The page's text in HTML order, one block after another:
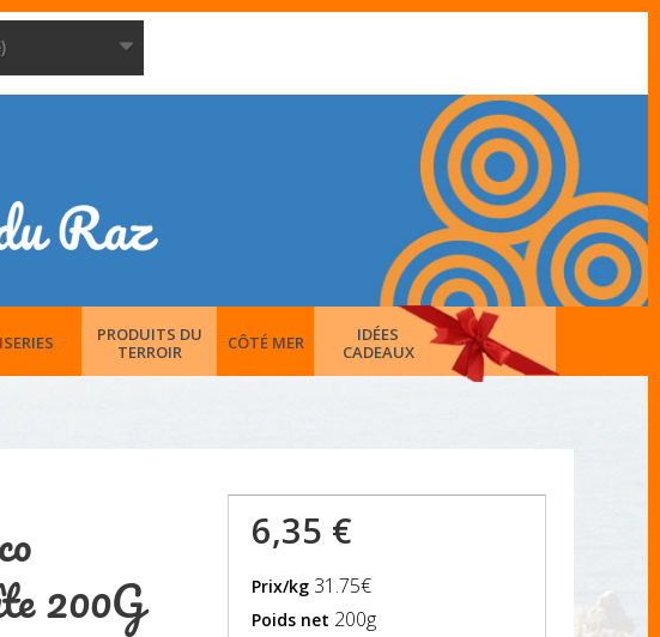
PRODUITS DU
TERROIR
CÔTÉ MER
IDÉES
CADEAUX
200G
6,35 €
Prix/kg 31.75€
Poids net 200g